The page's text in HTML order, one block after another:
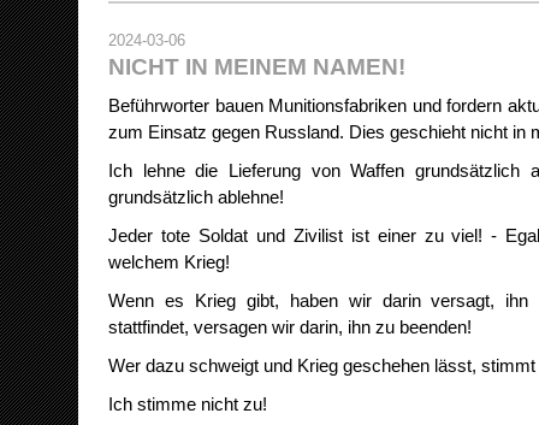
2024-03-06
NICHT IN MEINEM NAMEN!
Beführworter bauen Munitionsfabriken und fordern
zum Einsatz gegen Russland. Dies geschieht nicht in
Ich lehne die Lieferung von Waffen
grundsätzlich ablehne!
Jeder tote Soldat und Zivilist ist einer zu viel! -
welchem Krieg!
Wenn es Krieg gibt, haben wir darin versagt, ihn
stattfindet, versagen wir darin, ihn zu beenden!
Wer dazu schweigt und Krieg geschehen lässt, stimmt
Ich stimme nicht zu!